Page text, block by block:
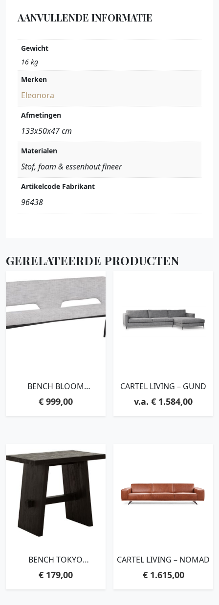
AANVULLENDE INFORMATIE
Gewicht
16 kg
Merken
Eleonora
Afmetingen
133x50x47 cm
Materialen
Stof, foam & essenhout fineer
Artikelcode Fabrikant
96438
GERELATEERDE PRODUCTEN
BENCH BLOOM
POLARIS LIGHT GREY
€999,00
CARTEL LIVING – GUND
€ 1.584,00
BENCH TOKYO
BLACK RECYCLED
€179,00
CARTEL LIVING – NOMAD
€1.615,00